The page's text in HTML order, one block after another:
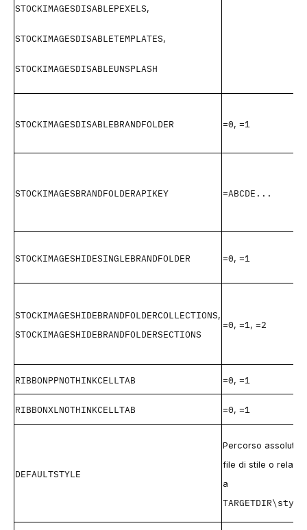
STOCKIMAGESDISABLEPEXELS,
STOCKIMAGESDISABLETEMPLATES,
STOCKIMAGESDISABLEUNSPLASH
STOCKIMAGESDISABLEBRANDFOLDER =0, =1
STOCKIMAGESBRANDFOLDERAPIKEY =ABCDE...
STOCKIMAGESHIDESINGLEBRANDFOLDER =0, =1
STOCKIMAGESHIDEBRANDFOLDERCOLLECTIONS,
STOCKIMAGESHIDEBRANDFOLDERSECTIONS
=0, =1, =2
RIBBONPPNOTHINKCELLTAB =0, =1
RIBBONXLNOTHINKCELLTAB =0, =1
DEFAULTSTYLE
Percorso assoluto
file di stile o
a